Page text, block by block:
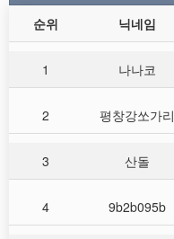
순위 닉네임
1 나나코
2 평창강쏘가리
3 산돌
4 9b2b095b